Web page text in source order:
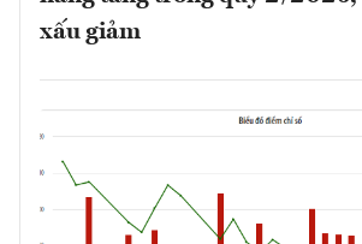
xấu giảm